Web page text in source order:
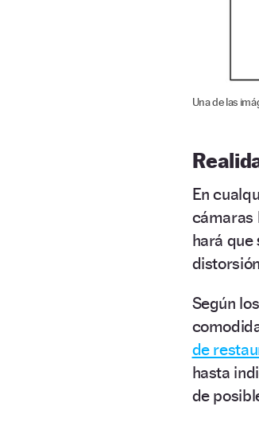
Una de las
En
cámaras
hará que
Según
de
hasta
de